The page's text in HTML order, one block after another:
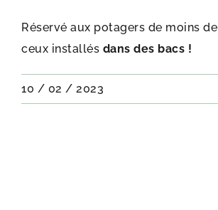
Réservé aux potagers de moins de
ceux installés dans des bacs !
10 / 02 / 2023